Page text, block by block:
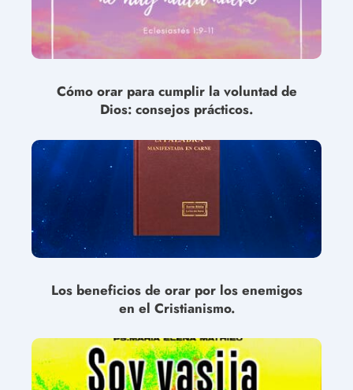
Cómo orar para cumplir la voluntad de
Dios: consejos prácticos.
Los beneficios de orar por los enemigos
en el Cristianismo.